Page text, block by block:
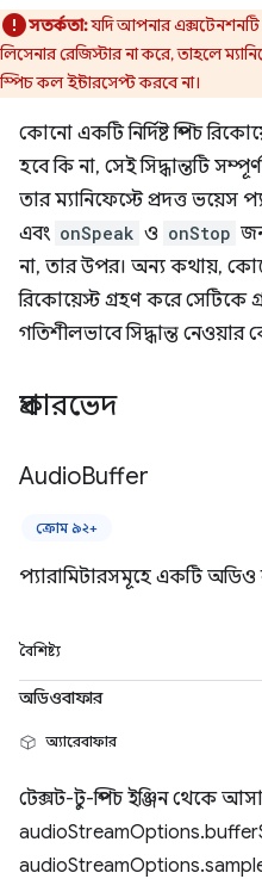
সতর্কতা:যদি আপনার এক্সটেনশনটি
লিসেনার রেজিস্টার না করে, তাহলে
স্পিচ কল ইন্টারসেপ্ট করবে না।
কোনো একটি নির্দিষ্ট স্পিচ
হবে কি না, সেই সিদ্ধান্তটি
তার ম্যানিফেস্টে প্রদত্ত ভয়েস
এবং onSpeak ও onStop
না, তার উপর। অন্য কথায়,
রিকোয়েস্ট গ্রহণ করে সেটিকে
গতিশীলভাবে সিদ্ধান্ত
প্রকারভেদ
AudioBuffer
ক্রোম ৯২+
প্যারামিটারসমূহে একটি অডিও
বৈশিষ্ট্য
অডিওবাফার
অ্যারেবাফার
টেক্সট-টু-স্পিচ ইঞ্জিন থেকে